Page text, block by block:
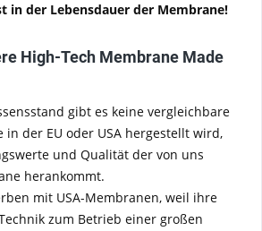
in der Lebensdauer der Membrane!
High-Tech Membrane Made
gibt es keine vergleichbare
in der EU oder USA hergestellt wird,
und Qualität der von uns
herankommt.
mit USA-Membranen, weil ihre
zum Betrieb einer großen